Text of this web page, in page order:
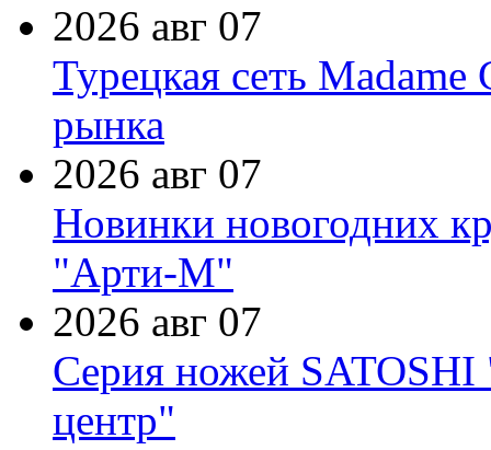
2026 авг 07
Турецкая сеть Madame
рынка
2026 авг 07
Новинки новогодних
"Арти-М"
2026 авг 07
Серия ножей
центр"